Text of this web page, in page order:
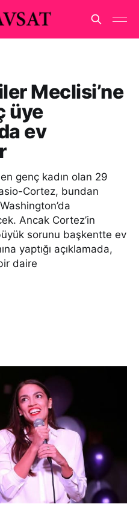
Meclisi’ne
üye
ev
genç kadın olan 29
Cortez, bundan
Ancak Cortez’in
sorunu başkentte ev
yaptığı açıklamada,
daire